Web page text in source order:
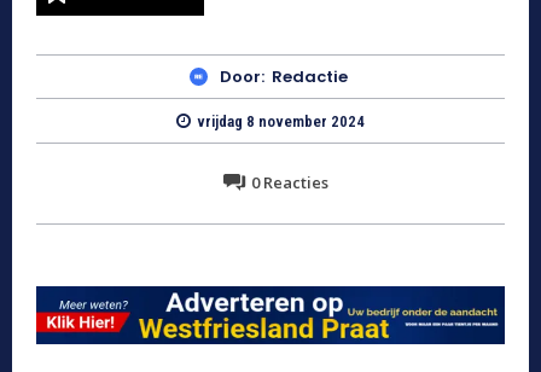
Door: Redactie
vrijdag 8 november 2024
0Reacties